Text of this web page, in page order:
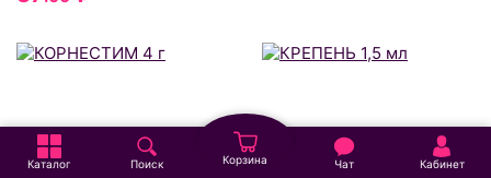
Каталог Поиск Корзина Чат Кабинет